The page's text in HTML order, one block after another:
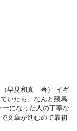
（早見和真 著） イギ
いたら、なんと競馬
になった人の丁寧な
文章が進むので最初